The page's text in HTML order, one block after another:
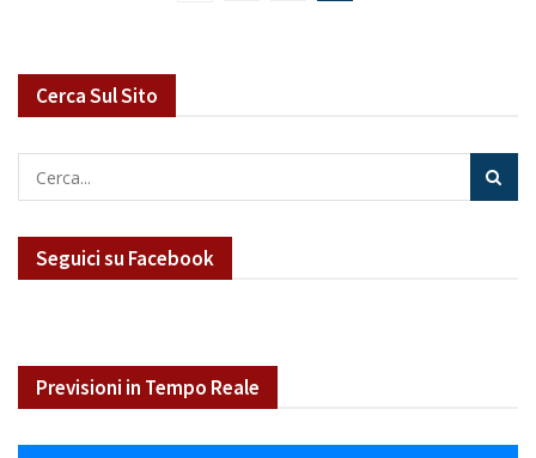
Cerca Sul Sito
Seguici su Facebook
Previsioni in Tempo Reale